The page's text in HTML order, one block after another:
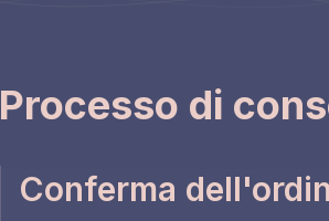
Processo di
Conferma